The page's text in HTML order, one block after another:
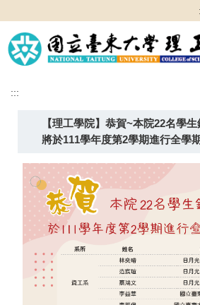
到
主
要
區
:::
【理工學院】恭賀~本院22名學生
將於111學年度第2學期進行全學